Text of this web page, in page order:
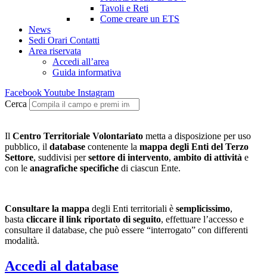
Tavoli e Reti
Come creare un ETS
News
Sedi Orari Contatti
Area riservata
Accedi all’area
Guida informativa
FacebookYoutube Instagram
Cerca
Il Centro Territoriale Volontariato metta a disposizione per uso
pubblico, il database contenente la mappa degli Enti del Terzo
Settore, suddivisi persettore di intervento, ambito di attività e
con le anagrafiche specifiche di ciascun Ente.
Consultare la mappa degli Enti territoriali è semplicissimo,
basta cliccare il link riportato di seguito, effettuare l’accesso e
consultare il database, che può essere “interrogato” con differenti
modalità.
Accedi al database